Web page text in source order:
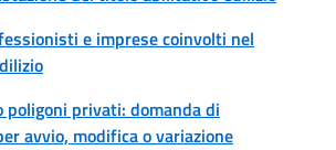
e imprese coinvolti nel
poligoni privati: domanda di
avvio, modifica o variazione